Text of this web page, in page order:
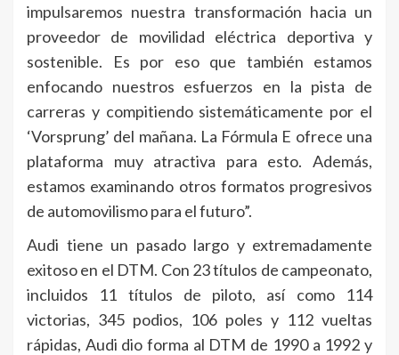
impulsaremos nuestra transformación hacia un
proveedor de movilidad eléctrica deportiva y
sostenible. Es por eso que también estamos
enfocando nuestros esfuerzos en la pista de
carreras y compitiendo sistemáticamente por el
‘Vorsprung’ del mañana. La Fórmula E ofrece una
plataforma muy atractiva para esto. Además,
estamos examinando otros formatos progresivos
de automovilismo para el futuro”.
Audi tiene un pasado largo y extremadamente
exitoso en el DTM. Con 23 títulos de campeonato,
incluidos 11 títulos de piloto, así como 114
victorias, 345 podios, 106 poles y 112 vueltas
rápidas, Audi dio forma al DTM de 1990 a 1992 y